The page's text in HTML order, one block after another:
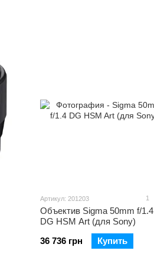
Артикул: 201203 1
Объектив Sigma 50mm f/1.4
DG HSM Art (для Sony)
36 736 грн
Купить